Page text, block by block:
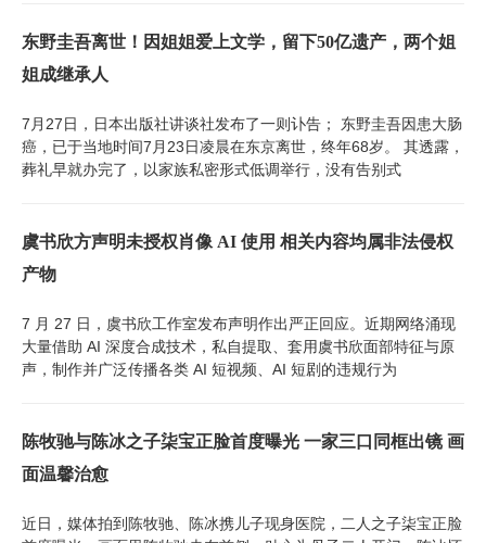
东野圭吾离世！因姐姐爱上文学，留下50亿遗产，两个姐
姐成继承人
7月27日，日本出版社讲谈社发布了一则讣告； 东野圭吾因患大肠
癌，已于当地时间7月23日凌晨在东京离世，终年68岁。 其透露，
葬礼早就办完了，以家族私密形式低调举行，没有告别式
虞书欣方声明未授权肖像 AI 使用 相关内容均属非法侵权
产物
7 月 27 日，虞书欣工作室发布声明作出严正回应。近期网络涌现
大量借助 AI 深度合成技术，私自提取、套用虞书欣面部特征与原
声，制作并广泛传播各类 AI 短视频、AI 短剧的违规行为
陈牧驰与陈冰之子柒宝正脸首度曝光 一家三口同框出镜 画
面温馨治愈
近日，媒体拍到陈牧驰、陈冰携儿子现身医院，二人之子柒宝正脸